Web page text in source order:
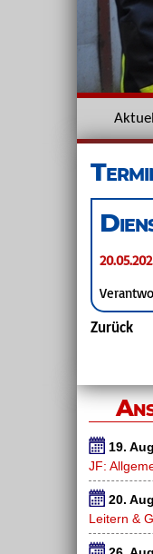
Navigation
Zurück
19.
JF:
20.
Leitern &